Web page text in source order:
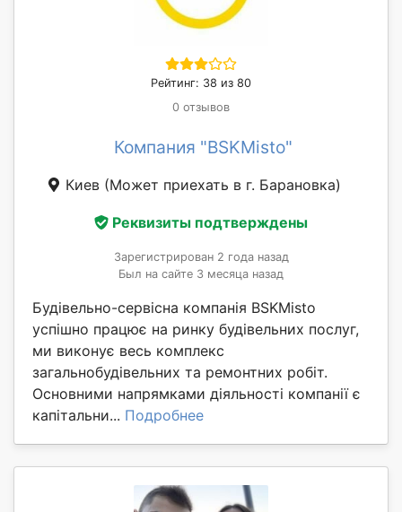
Рейтинг: 38 из 80
0 отзывов
Компания "BSKMisto"
Киев (Может приехать в г. Барановка)
Реквизиты подтверждены
Зарегистрирован 2 года назад
Был на сайте 3 месяца назад
Будівельно-сервісна компанія BSKMisto
успішно працює на ринку будівельних послуг,
ми виконує весь комплекс
загальнобудівельних та ремонтних робіт.
Основними напрямками діяльності компанії є
капітальни... Подробнее